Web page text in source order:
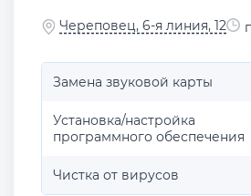
Череповец, 6-я линия, 12
Замена звуковой карты
Установка/настройка
программного обеспечения
Чистка от вирусов